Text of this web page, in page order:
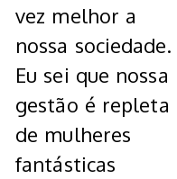
vez melhor a
nossa sociedade.
Eu sei que nossa
gestão é repleta
de mulheres
fantásticas